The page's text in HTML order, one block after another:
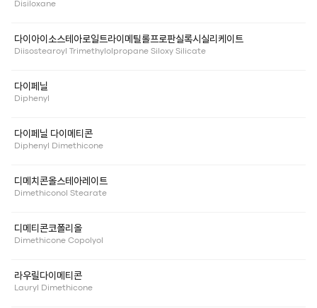
Disiloxane
다이아이소스테아로일트라이메틸롤프로판실록시실리케이트
Diisostearoyl Trimethylolpropane Siloxy Silicate
다이페닐
Diphenyl
다이페닐 다이메티콘
Diphenyl Dimethicone
디메치콘올스테아레이트
Dimethiconol Stearate
디메티콘코폴리올
Dimethicone Copolyol
라우릴다이메티콘
Lauryl Dimethicone